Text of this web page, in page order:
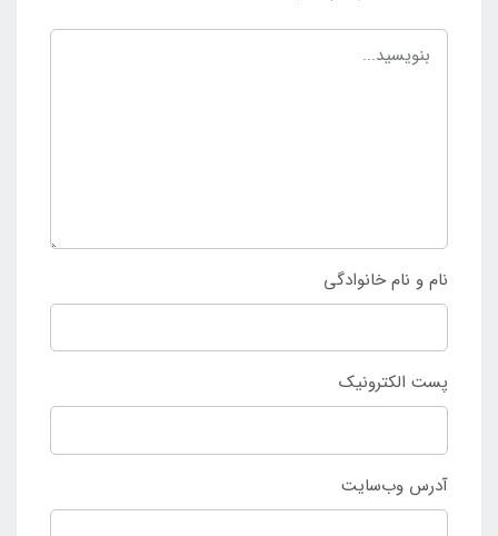
نام و نام خانوادگی
پست الکترونیک
آدرس وب‌سایت